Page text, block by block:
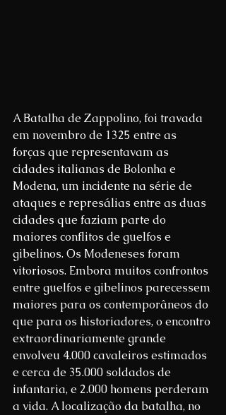
A Batalha de Zappolino, foi travada
em novembro de 1325 entre as
forças que representavam as
cidades italianas de Bolonha e
Modena, um incidente na série de
ataques e represálias entre as duas
cidades que faziam parte do
maiores conflitos de guelfos e
gibelinos. Os Modeneses foram
vitoriosos. Embora muitos confrontos
entre guelfos e gibelinos parecessem
maiores para os contemporâneos do
que para os historiadores, o encontro
extraordinariamente grande
envolveu 4.000 cavaleiros estimados
e cerca de 35.000 soldados de
infantaria, e 2.000 homens perderam
a vida. A localização da batalha, no